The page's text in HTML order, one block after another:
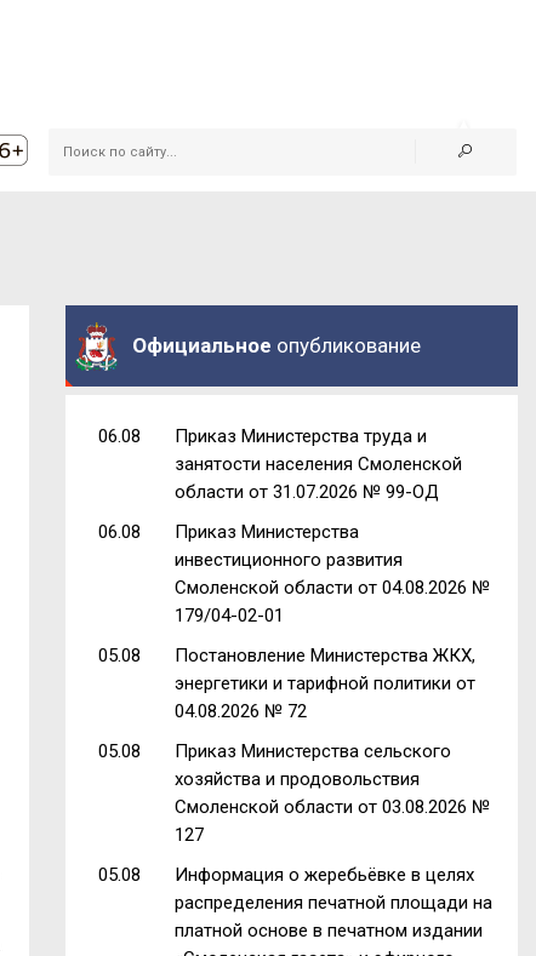
Официальное опубликование
06.08
Приказ Министерства труда и
занятости населения Смоленской
области от 31.07.2026 № 99-ОД
06.08
Приказ Министерства
инвестиционного развития
Смоленской области от 04.08.2026 №
179/04-02-01
05.08
Постановление Министерства ЖКХ,
энергетики и тарифной политики от
04.08.2026 № 72
05.08
Приказ Министерства сельского
хозяйства и продовольствия
Смоленской области от 03.08.2026 №
127
05.08
Информация о жеребьёвке в целях
распределения печатной площади на
платной основе в печатном издании